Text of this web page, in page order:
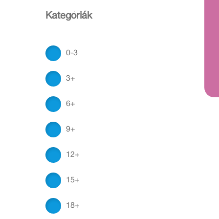
Kategóriák
0-3
3+
6+
9+
12+
15+
18+